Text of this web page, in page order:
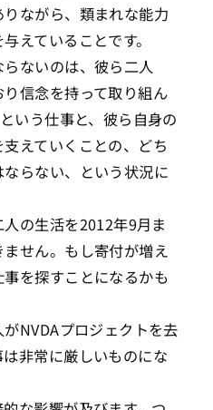
ながら、類まれな能力
えていることです。
ないのは、彼ら二人
信念を持って取り組ん
いう仕事と、彼ら自身の
えていくことの、どち
らない、という状況に
の生活を2012年9月ま
せん。もし寄付が増え
を探すことになるかも
NVDAプロジェクトを去
非常に厳しいものにな